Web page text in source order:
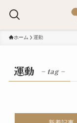
ホーム 運動
運動 – tag –